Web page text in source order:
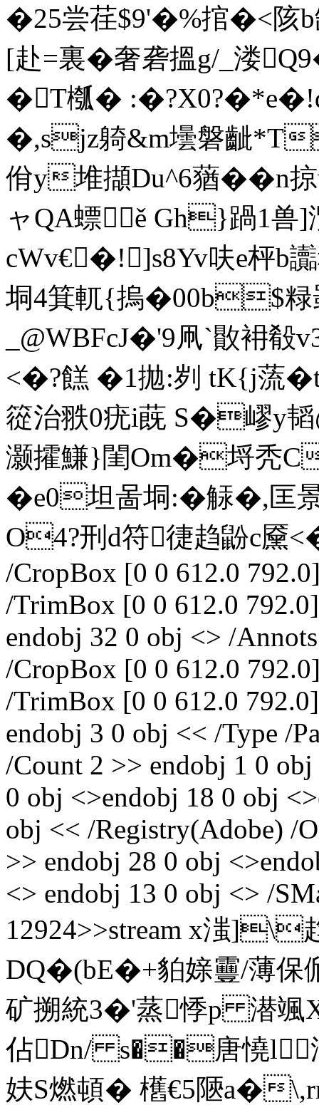
�25尝荏$9'�%捾�<陔
[赴=裏�奢砻搵g/_溇
�T槬�
�,sjz躸&m壜磐齜*T
佾y堆擷Du^6蕕
ャQA螵ě Gh}踻1兽]
cWv€�!]s8Yv呋e枰b
垌4箕 軏{摀�00b$
_@WBFcJ�'9凧`贁衻
<�?餻 �1拋:刿 tK{j蓅
篵治翐 0疣i蔇 S�嵺y
灏攉鰜}閨Om�埒秃C
�e0坦啚垌:� 觨�,匡
O4?刑d符徢趋鼢c黡
/CropBox [0 0 612.0
/TrimBox [0 0 612.0
endobj 32 0 obj <> /
/CropBox [0 0 612.0
/TrimBox [0 0 612.0
endobj 3 0 obj << /Type /
/Count 2 >> endobj 1 0
0 obj <>endobj 18 0 obj
obj << /Registry(Adobe) /
>> endobj 28 0 obj
<> endobj 13 0 obj <> /
12924>>stream x滍
DQ�(bE�+貃媇靊/薄保
矿搠統3�'蒸悸p 潜颯X
佔Dn/ s��唐憢l
妋 S燃頓� 欍€5陿a�